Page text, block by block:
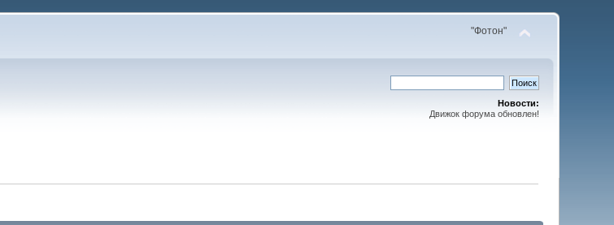
"Фотон"
Новости:
Движок форума обновлен!